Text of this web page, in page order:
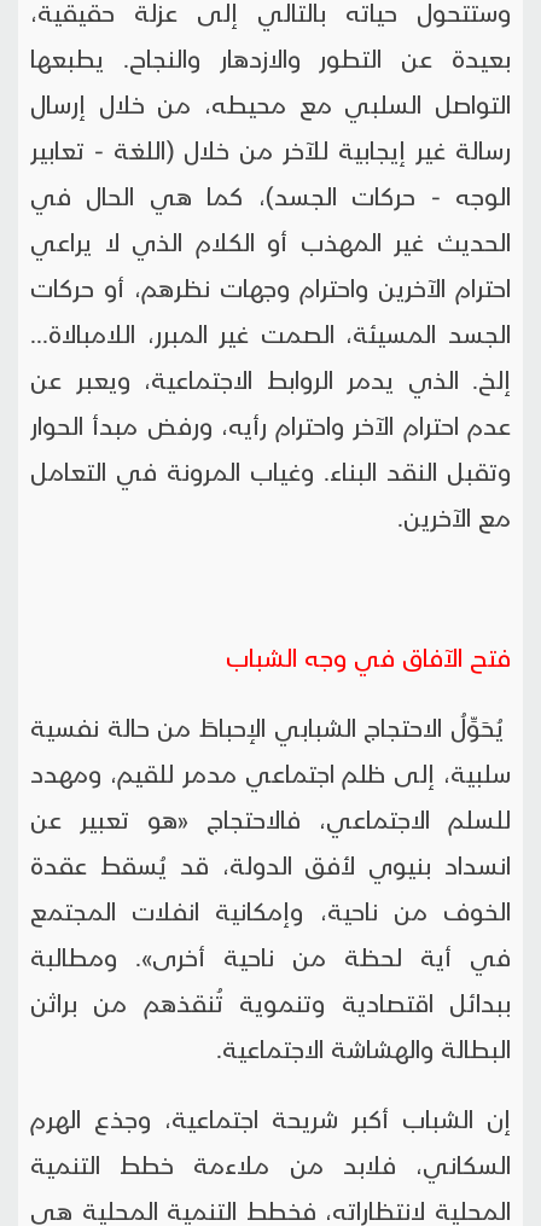
وستتحول حياته بالتالي إلى عزلة حقيقية،
بعيدة عن التطور والازدهار والنجاح. يطبعها
التواصل السلبي مع محيطه، من خلال إرسال
رسالة غير إيجابية للآخر من خلال (اللغة - تعابير
الوجه - حركات الجسد)، كما هي الحال في
الحديث غير المهذب أو الكلام الذي لا يراعي
احترام الآخرين واحترام وجهات نظرهم، أو حركات
الجسد المسيئة، الصمت غير المبرر، اللامبالاة...
إلخ. الذي يدمر الروابط الاجتماعية، ويعبر عن
عدم احترام الآخر واحترام رأيه، ورفض مبدأ الحوار
وتقبل النقد البناء. وغياب المرونة في التعامل
مع الآخرين.
فتح الآفاق في وجه الشباب
يُحَوِّلُ الاحتجاج الشبابي الإحباطَ من حالة نفسية
سلبية، إلى ظلم اجتماعي مدمر للقيم، ومهدد
للسلم الاجتماعي، فالاحتجاج «هو تعبير عن
انسداد بنيوي لأفق الدولة، قد يُسقط عقدة
الخوف من ناحية، وإمكانية انفلات المجتمع
في أية لحظة من ناحية أخرى». ومطالبة
ببدائل اقتصادية وتنموية تُنقذهم من براثن
البطالة والهشاشة الاجتماعية.
إن الشباب أكبر شريحة اجتماعية، وجذع الهرم
السكاني، فلابد من ملاءمة خطط التنمية
المحلية لانتظاراته، فخطط التنمية المحلية هي